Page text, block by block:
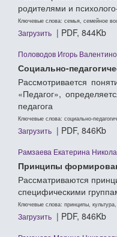
родителями и
Ключевые слова: семья, семейное
Загрузить
| PDF, 844Kb
Половодов Игорь
Социально-
Рассмотривается
«Педагог»,
педагога
Ключевые слова: социально-
Загрузить
| PDF, 846Kb
Рамзаева Екатерина
Принципы
Рассматриваются
специфическими
Ключевые слова: принципы,
Загрузить
| PDF, 846Kb